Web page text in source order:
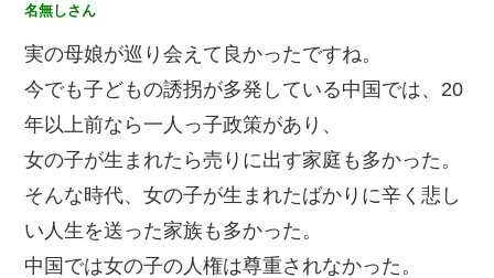
名無しさん
実の母娘が巡り会えて良かったですね。
今でも子どもの誘拐が多発している中国では、20
年以上前なら一人っ子政策があり、
女の子が生まれたら売りに出す家庭も多かった。
そんな時代、女の子が生まれたばかりに辛く悲し
い人生を送った家族も多かった。
中国では女の子の人権は尊重されなかった。